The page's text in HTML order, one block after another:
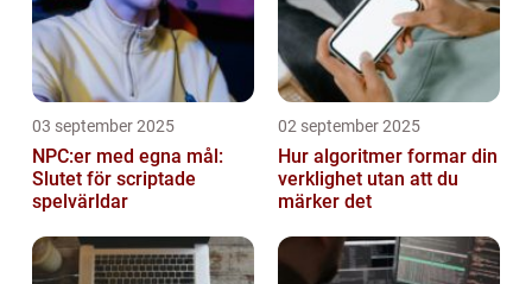
03 september 2025
NPC:er med egna mål:
Slutet för scriptade
spelvärldar
02 september 2025
Hur algoritmer formar din
verklighet utan att du
märker det